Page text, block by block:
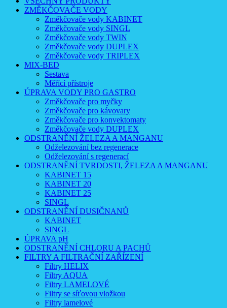
ZMĚKČOVAČE VODY
Změkčovače vody KABINET
Změkčovače vody SINGL
Změkčovače vody TWIN
Změkčovače vody DUPLEX
Změkčovače vody TRIPLEX
MIX-BED
Sestava
Měřící přístroje
ÚPRAVA VODY PRO GASTRO
Změkčovače pro myčky
Změkčovače pro kávovary
Změkčovače pro konvektomaty
Změkčovače vody DUPLEX
ODSTRANĚNÍ ŽELEZA A MANGANU
Odželezování bez regenerace
Odželezování s regenerací
ODSTRANĚNÍ TVRDOSTI, ŽELEZA A MANGANU
KABINET 15
KABINET 20
KABINET 25
SINGL
ODSTRANĚNÍ DUSIČNANŮ
KABINET
SINGL
ÚPRAVA pH
ODSTRANĚNÍ CHLORU A PACHŮ
FILTRY A FILTRAČNÍ ZAŘÍZENÍ
Filtry HELIX
Filtry AQUA
Filtry LAMELOVÉ
Filtry se síťovou vložkou
Filtry lamelové